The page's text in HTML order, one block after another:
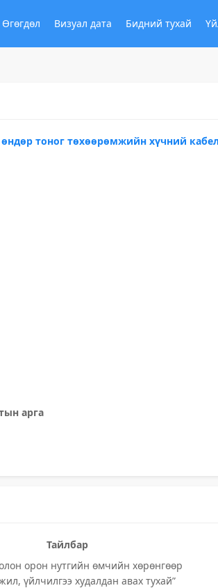
Өгөгдөл Визуал дата Бидний тухай
тоног төхөөрөмжийн хүчний
арга
Тайлбар
орон нутгийн өмчийн хөрөнгөөр
үйлчилгээ худалдан авах тухай”